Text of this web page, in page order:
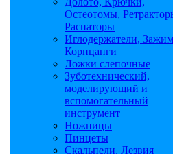
Остеотомы,
Распаторы
Иглодержатели,
Корнцанги
Ложки слепочные
Зуботехнический,
моделирующий и
вспомогательный
инструмент
Ножницы
Пинцеты
Скальпели, Лезвия